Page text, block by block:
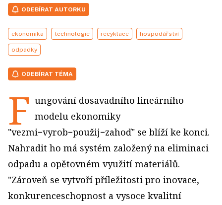
ODEBÍRAT AUTORKU
ekonomika technologie recyklace hospodářství
odpadky
ODEBÍRAT TÉMA
F ungování dosavadního lineárního
modelu ekonomiky
"vezmi−vyrob−použij−zahoď" se blíží ke konci.
Nahradit ho má systém založený na eliminaci
odpadu a opětovném využití materiálů.
"Zároveň se vytvoří příležitosti pro inovace,
konkurenceschopnost a vysoce kvalitní